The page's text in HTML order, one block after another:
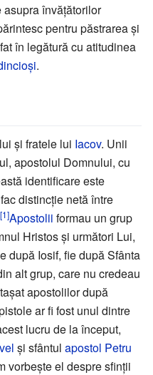
învăţătorilor
pentru păstrarea şi
în legătură cu atitudinea
.
şi fratele lui Iacov. Unii
apostolul Domnului, cu
identificare este
fac distincţie netă între
[1]Apostolii formau un grup
Hristos şi următori Lui,
după Iosif, fie după Sfânta
alt grup, care nu credeau
apostolilor după
ar fi fost unul dintre
lucru de la început,
şi sfântul apostol Petru
vorbeşte el despre sfinţii